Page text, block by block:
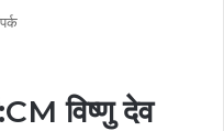
विष्णु देव